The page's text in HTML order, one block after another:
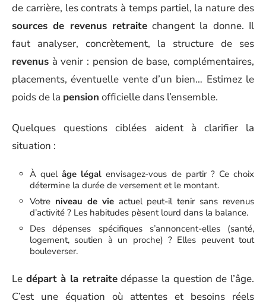
de carrière, les contrats à temps partiel, la nature des
sources de revenus retraitechangent la donne. Il
faut analyser, concrètement, la structure de ses
revenus à venir : pension de base, complémentaires,
placements, éventuelle vente d’un bien… Estimez le
poids de la pension officielle dans l’ensemble.
Quelques questions ciblées aident à clarifier la
situation :
À quelâge légal envisagez-vous de partir ? Ce choix
détermine la durée de versement et le montant.
Votre niveau de vieactuel peut-il tenir sans revenus
d’activité ? Les habitudes pèsent lourd dans la balance.
Des dépenses spécifiques s’annoncent-elles (santé,
logement, soutien à un proche) ? Elles peuvent tout
bouleverser.
Le départ à la retraitedépasse la question de l’âge.
C’est une équation où attentes et besoins réels